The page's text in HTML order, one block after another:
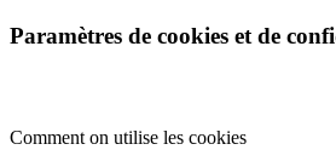
Paramètres de cookies et de
Comment on utilise les cookies